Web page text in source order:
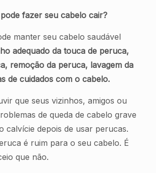
fazer seu cabelo cair?
manter seu cabelo saudável
adequado da touca de peruca,
remoção da peruca, lavagem da
de cuidados com o cabelo.
que seus vizinhos, amigos ou
de queda de cabelo grave
calvície depois de usar perucas.
é ruim para o seu cabelo. É
que não.